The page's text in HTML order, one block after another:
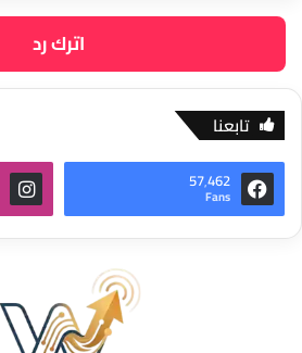
اترك رد
تابعنا
57٬462
Fans